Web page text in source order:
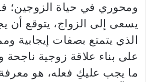
ومحوري في حياة الزوجين؛
يسعى إلى الزواج، يتوقع أن
الذي يتمتع بصفات إيجابية
على بناء علاقة زوجية
ما يجب عليكِ فعله، هو